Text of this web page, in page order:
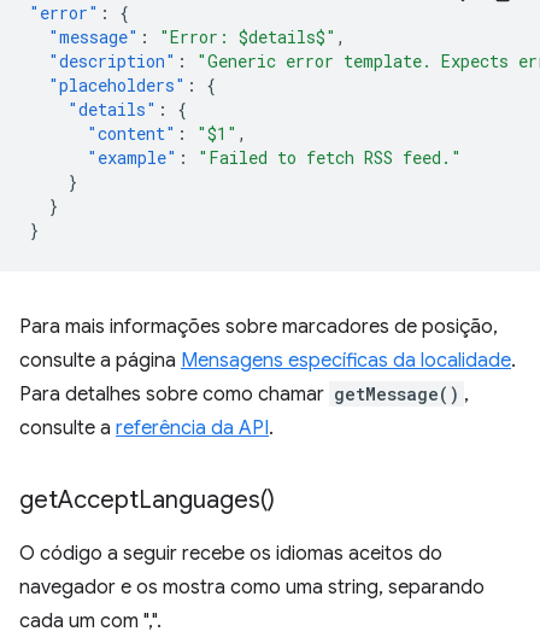
"error" :
{
"message" : "Error: $details$" ,
"description" :
"Generic error template. Expects
"placeholders" :
{
"details" :
{
"content" : "$1" ,
"example" :
"Failed to fetch RSS feed."
}
}
}
Para mais informações sobre marcadores de posição,
consulte a página Mensagens específicas da localidade.
Para detalhes sobre como chamar getMessage() ,
consulte a referência da API.
getAcceptLanguages()
O código a seguir recebe os idiomas aceitos do
navegador e os mostra como uma string, separando
cada um com ",".